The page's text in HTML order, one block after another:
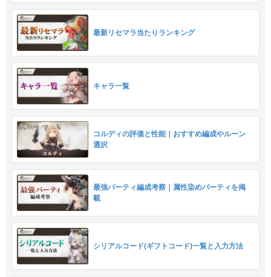
最新リセマラ当たりランキング
キャラ一覧
コルディの評価と性能｜おすすめ編成やルーン
選択
最強パーティ編成考察｜属性染めパーティを掲
載
シリアルコード(ギフトコード)一覧と入力方法